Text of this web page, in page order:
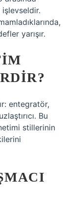
yarışır.
entegratör,
Bu
stillerinin